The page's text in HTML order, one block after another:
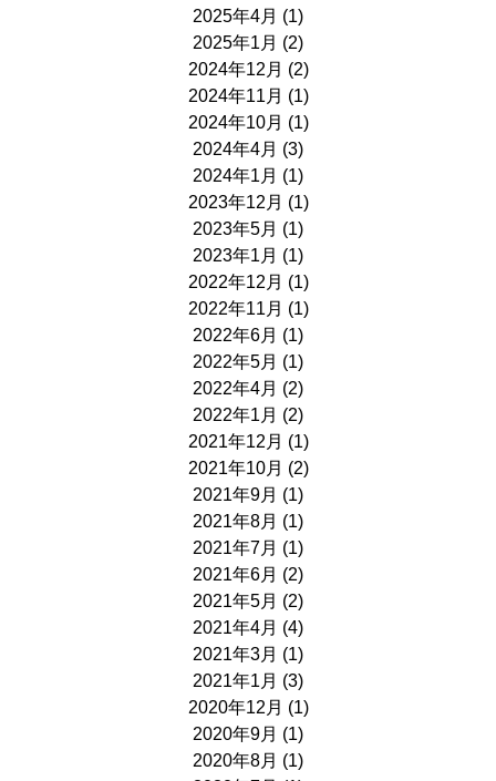
2025年4月 (1)
2025年1月 (2)
2024年12月 (2)
2024年11月 (1)
2024年10月 (1)
2024年4月 (3)
2024年1月 (1)
2023年12月 (1)
2023年5月 (1)
2023年1月 (1)
2022年12月 (1)
2022年11月 (1)
2022年6月 (1)
2022年5月 (1)
2022年4月 (2)
2022年1月 (2)
2021年12月 (1)
2021年10月 (2)
2021年9月 (1)
2021年8月 (1)
2021年7月 (1)
2021年6月 (2)
2021年5月 (2)
2021年4月 (4)
2021年3月 (1)
2021年1月 (3)
2020年12月 (1)
2020年9月 (1)
2020年8月 (1)